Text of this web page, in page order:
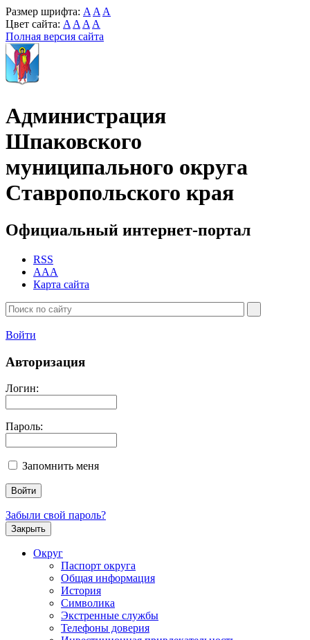
Размер шрифта: A A A
Цвет сайта: A A A A
Полная версия сайта
Администрация
Шпаковского
муниципального округа
Ставропольского края
Официальный интернет-портал
RSS
AAA
Карта сайта
Войти
Авторизация
Логин:
Пароль:
Запомнить меня
Забыли свой пароль?
Закрыть
Округ
Паспорт округа
Общая информация
История
Символика
Экстренные службы
Телефоны доверия